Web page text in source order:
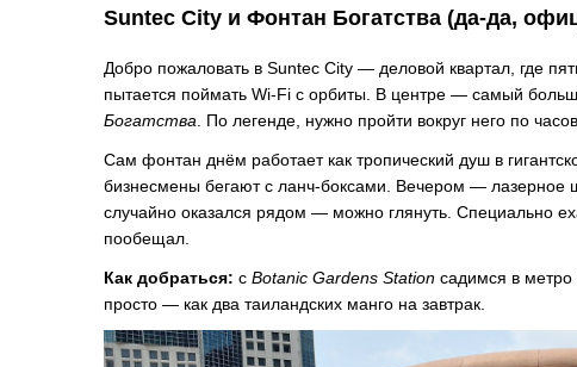
Suntec City и Фонтан Богатства (да-да,
Добро пожаловать в Suntec City — деловой квартал, где
пытается поймать Wi-Fi с орбиты. В центре — самый
Богатства . По легенде, нужно пройти вокруг него по
Сам фонтан днём работает как тропический душ в
бизнесмены бегают с ланч-боксами. Вечером — лазерное
случайно оказался рядом — можно глянуть. Специально
пообещал.
Как добраться: с Botanic Gardens Station садимся в метро
просто — как два таиландских манго на завтрак.